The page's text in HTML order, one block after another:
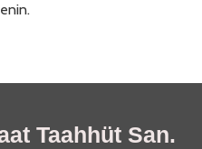
Taahhüt San.